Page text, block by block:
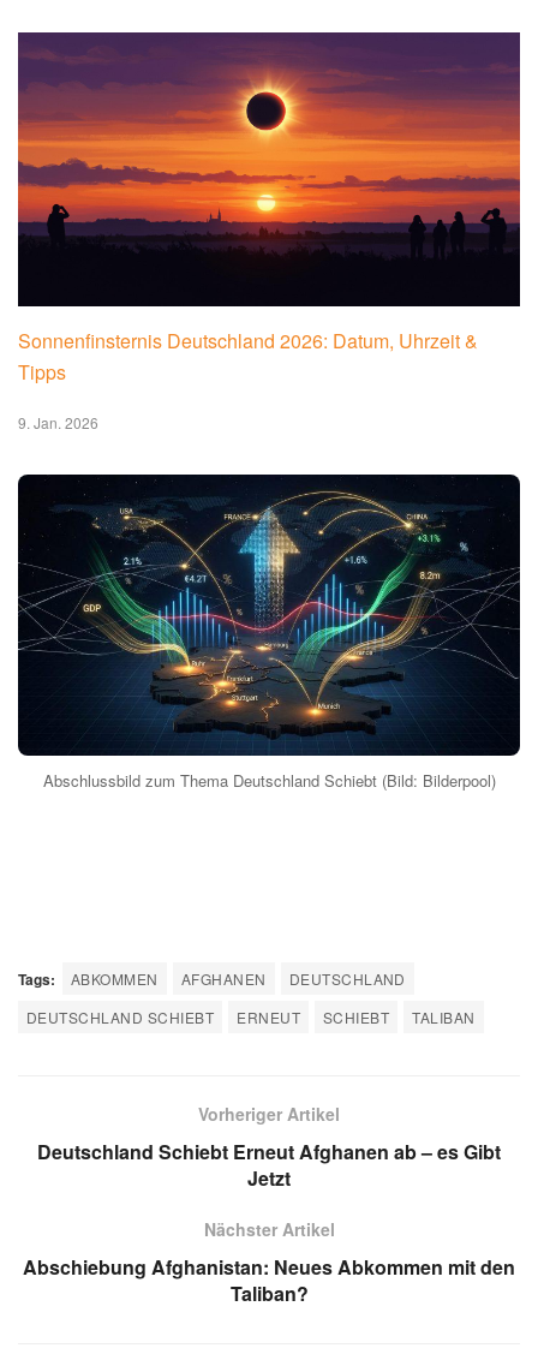
Sonnenfinsternis Deutschland 2026: Datum, Uhrzeit &
Tipps
9. Jan. 2026
Abschlussbild zum Thema Deutschland Schiebt (Bild: Bilderpool)
Tags: ABKOMMEN AFGHANEN
DEUTSCHLAND
DEUTSCHLAND SCHIEBT
ERNEUT SCHIEBT TALIBAN
Vorheriger Artikel
Deutschland Schiebt Erneut Afghanen ab – es Gibt
Jetzt
Nächster Artikel
Abschiebung Afghanistan: Neues Abkommen mit den
Taliban?